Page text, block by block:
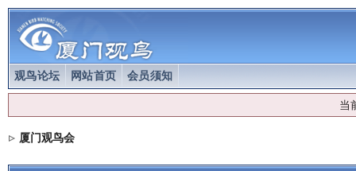
观鸟论坛 网站首页 会员须知
当
厦门观鸟会